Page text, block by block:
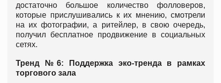
достаточно большое количество фолловеров,
которые прислушивались к их мнению, смотрели
на их фотографии, а ритейлер, в свою очередь,
получил бесплатное продвижение в социальных
сетях.
Тренд №6: Поддержка эко-тренда в рамках
торгового зала